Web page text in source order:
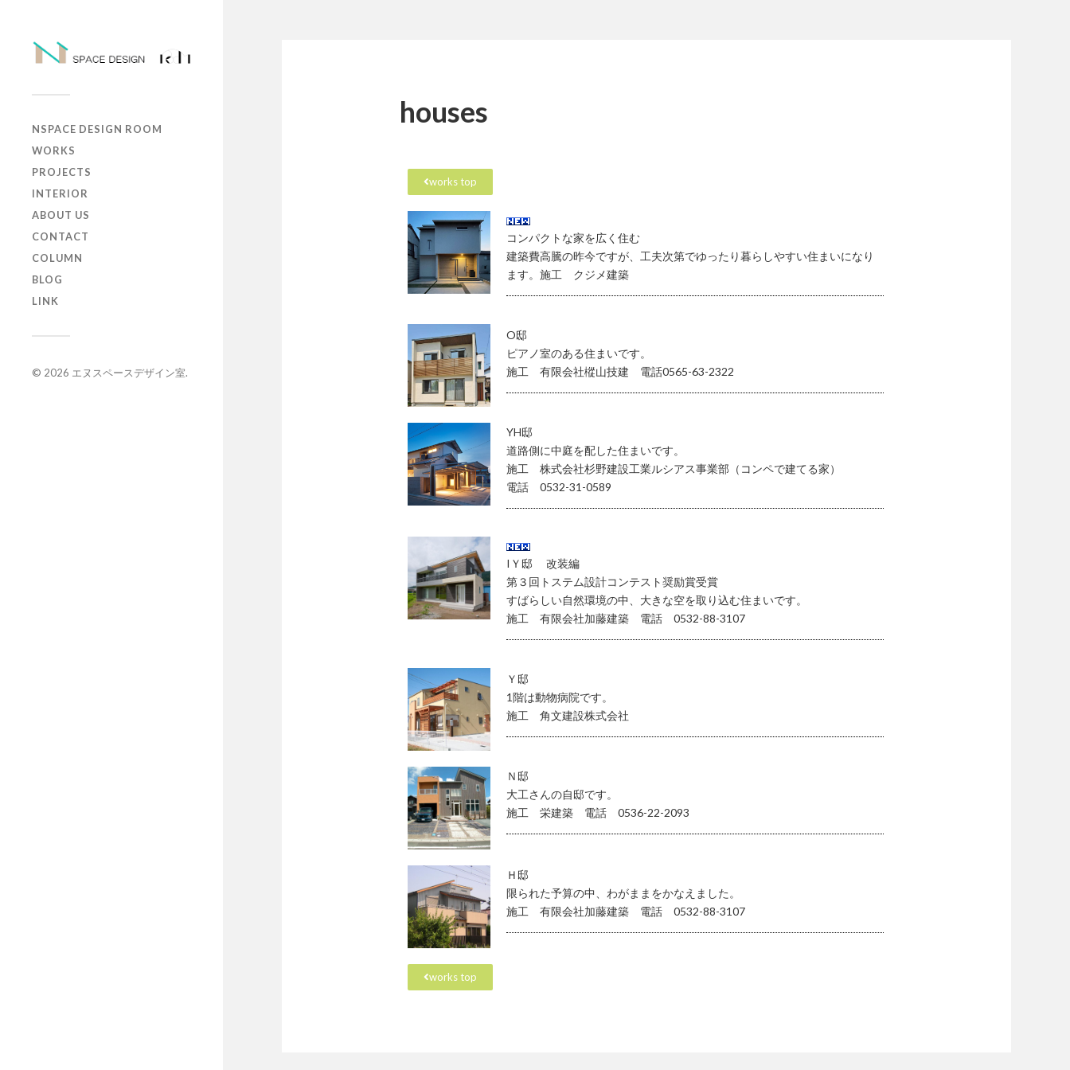
NSPACE DESIGN ROOM
WORKS
PROJECTS
INTERIOR
ABOUT US
CONTACT
COLUMN
BLOG
LINK
© 2026 エヌスペースデザイン室.
houses
works top
コンパクトな家を広く住む
建築費高騰の昨今ですが、工夫次第でゆったり暮らしやすい住まいになり
ます。施工 クジメ建築
O邸
ピアノ室のある住まいです。
施工 有限会社樅山技建 電話0565-63-2322
YH邸
道路側に中庭を配した住まいです。
施工 株式会社杉野建設工業ルシアス事業部（コンペで建てる家）
電話 0532-31-0589
IＹ邸 改装編
第３回トステム設計コンテスト奨励賞受賞
すばらしい自然環境の中、大きな空を取り込む住まいです。
施工 有限会社加藤建築 電話 0532-88-3107
Ｙ邸
1階は動物病院です。
施工 角文建設株式会社
Ｎ邸
大工さんの自邸です。
施工 栄建築 電話 0536-22-2093
Ｈ邸
限られた予算の中、わがままをかなえました。
施工 有限会社加藤建築 電話 0532-88-3107
works top